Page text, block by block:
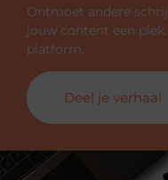
Ontmoet andere
jouw content een
platform.
Deel je verhaal